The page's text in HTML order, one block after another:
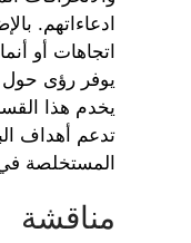
ادعاءاتهم.
اتجاهات أو
يوفر رؤى حول
يخدم هذا
تدعم أهداف
المستخلصة
مناقشة